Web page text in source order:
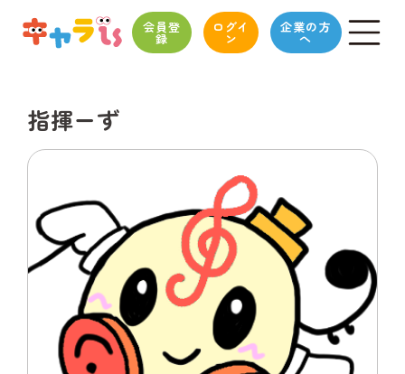
会員登
録
ログイ
ン
企業の方
へ
指揮ーず